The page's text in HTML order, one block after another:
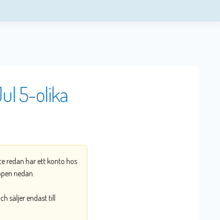
5-olika
redan har ett konto hos
nedan.
säljer endast till